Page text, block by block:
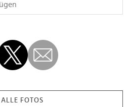
ALLE FOTOS